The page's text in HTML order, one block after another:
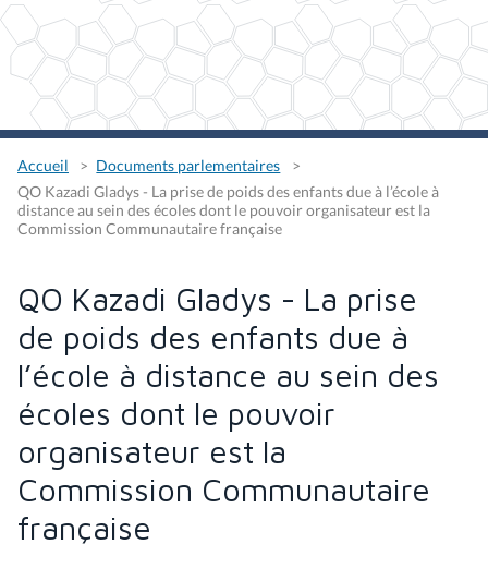
Accueil
Documents parlementaires
QO Kazadi Gladys - La prise de poids des enfants due à l’école à
distance au sein des écoles dont le pouvoir organisateur est la
Commission Communautaire française
QO Kazadi Gladys - La prise
de poids des enfants due à
l’école à distance au sein des
écoles dont le pouvoir
organisateur est la
Commission Communautaire
française